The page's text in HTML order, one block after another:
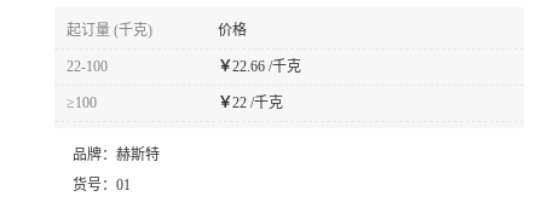
起订量 (千克) 价格
22-100 ￥22.66 /千克
≥100 ￥22 /千克
品牌： 赫斯特
货号： 01